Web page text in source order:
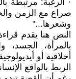
· الرغبة: مرتبطة
صراع مع الزمن
وشعرها..."
النص هنا يقدم
بالمرأة،
أخلاقية أو
الربط بالواقع